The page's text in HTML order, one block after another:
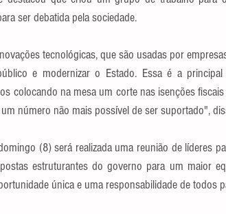
ser debatida pela sociedade.
tecnológicas, que são usadas por
e modernizar o Estado. Essa é a
colocando na mesa um corte nas isenções
número não mais possível de ser suportado",
(8) será realizada uma reunião de líderes
estruturantes do governo para um maior
única e uma responsabilidade de todos